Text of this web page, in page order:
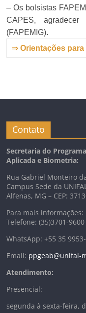
– Os bolsistas
CAPES,
(FAPEMIG).
⇒Orientações
Contato
Secretaria do
Aplicada e Biometria:
Rua Gabriel Monteiro
Campus Sede da
Alfenas, MG – CEP:
Para mais informações:
Telefone: (35)3701-9600
WhatsApp: +55 35
Email: ppgeab@unifal-
Atendimento:
Presencial:
segunda à sexta-feira,